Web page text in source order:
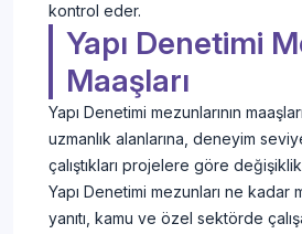
kontrol eder.
Yapı Denetimi
Maaşları
Yapı Denetimi mezunlarının
uzmanlık alanlarına, deneyim
çalıştıkları projelere göre
Yapı Denetimi mezunları ne kadar
yanıtı, kamu ve özel sektörde